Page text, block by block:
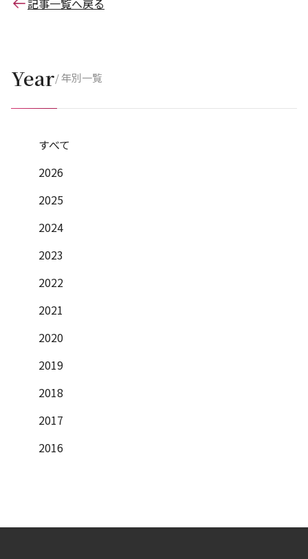
記事一覧へ戻る
Year/ 年別一覧
すべて
2026
2025
2024
2023
2022
2021
2020
2019
2018
2017
2016